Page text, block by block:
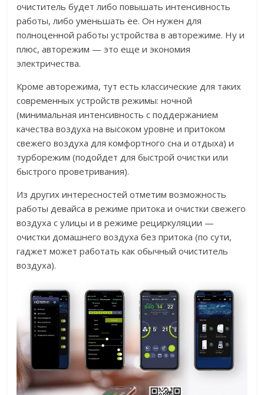
очиститель будет либо повышать интенсивность
работы, либо уменьшать ее. Он нужен для
полноценной работы устройства в авторежиме. Ну и
плюс, авторежим — это еще и экономия
электричества.
Кроме авторежима, тут есть классические для таких
современных устройств режимы: ночной
(минимальная интенсивность с поддержанием
качества воздуха на высоком уровне и притоком
свежего воздуха для комфортного сна и отдыха) и
турборежим (подойдет для быстрой очистки или
быстрого проветривания).
Из других интересностей отметим возможность
работы девайса в режиме притока и очистки свежего
воздуха с улицы и в режиме рециркуляции —
очистки домашнего воздуха без притока (по сути,
гаджет может работать как обычный очиститель
воздуха).